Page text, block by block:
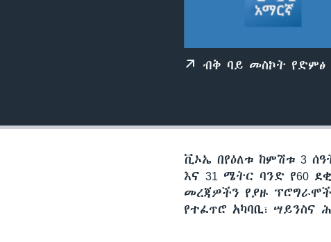
ብቅ ባይ መስኮት
ቪኦኤ በየዕለቱ ከምሽቱ 3
እና 31 ሜትር ባንድ የ60
መረጃዎችን የያዙ
የተፈጥሮ አካባቢ፣ ሣይንስና